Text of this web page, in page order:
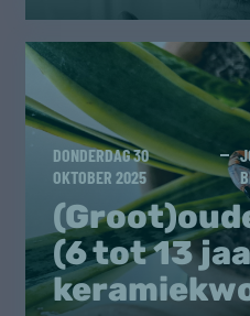
DONDERDAG 30
OKTOBER 2025
(6 tot 13